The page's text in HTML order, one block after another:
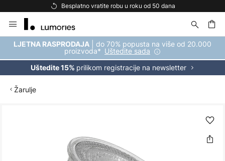
Besplatno vratite robu u roku od 50 dana
to
Content
LJETNA RASPRODAJA | do 70% popusta na više od 20.000
proizvoda* Uštedite sada
Uštedite 15% prilikom registracije na newsletter
Žarulje